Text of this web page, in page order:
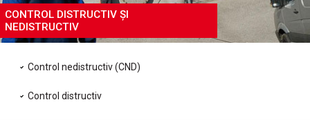
CONTROL DISTRUCTIV ȘI
NEDISTRUCTIV
Control nedistructiv (CND)
Control distructiv